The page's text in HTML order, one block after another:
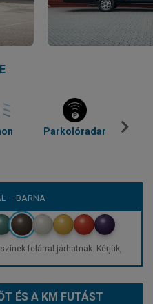
Parkolóradar
– BARNA
felárral járhatnak. Kérjük,
ÉS A KM FUTÁST